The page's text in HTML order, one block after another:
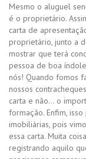
Mesmo o aluguel
é o proprietário.
carta de
proprietário, junto a
mostrar que terá
pessoa de boa
nós! Quando fomos
nossos
carta e não… o
formação. Enfim,
imobiliárias, pois
essa carta. Muita
registrando aquilo